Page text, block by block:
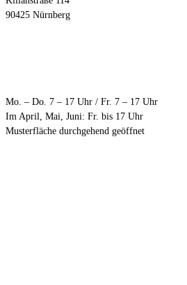
90425 Nürnberg
Mo. – Do. 7 – 17 Uhr / Fr. 7 – 17 Uhr
Im April, Mai, Juni: Fr. bis 17 Uhr
Musterfläche durchgehend geöffnet